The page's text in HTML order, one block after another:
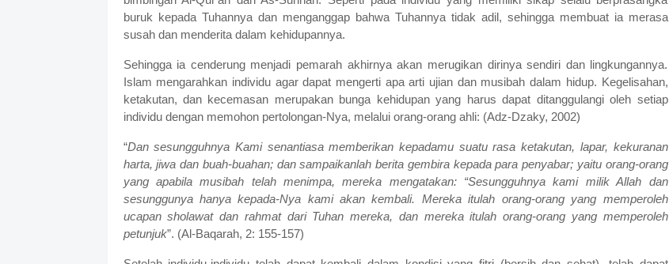
buruk kepada Tuhannya dan menganggap bahwa Tuhannya tidak adil, sehingga membuat ia merasa
susah dan menderita dalam kehidupannya.
Sehingga ia cenderung menjadi pemarah akhirnya akan merugikan dirinya sendiri dan lingkungannya.
Islam mengarahkan individu agar dapat mengerti apa arti ujian dan musibah dalam hidup. Kegelisahan,
ketakutan, dan kecemasan merupakan bunga kehidupan yang harus dapat ditanggulangi oleh setiap
individu dengan memohon pertolongan-Nya, melalui orang-orang ahli: (Adz-Dzaky, 2002)
“Dan sesungguhnya Kami senantiasa memberikan kepadamu suatu rasa ketakutan, lapar, kekuranan
harta, jiwa dan buah-buahan; dan sampaikanlah berita gembira kepada para penyabar; yaitu orang-orang
yang apabila musibah telah menimpa, mereka mengatakan: “Sesungguhnya kami milik Allah dan
sesunggunya hanya kepada-Nya kami akan kembali. Mereka itulah orang-orang yang memperoleh
ucapan sholawat dan rahmat dari Tuhan mereka, dan mereka itulah orang-orang yang memperoleh
petunjuk”. (Al-Baqarah, 2: 155-157)